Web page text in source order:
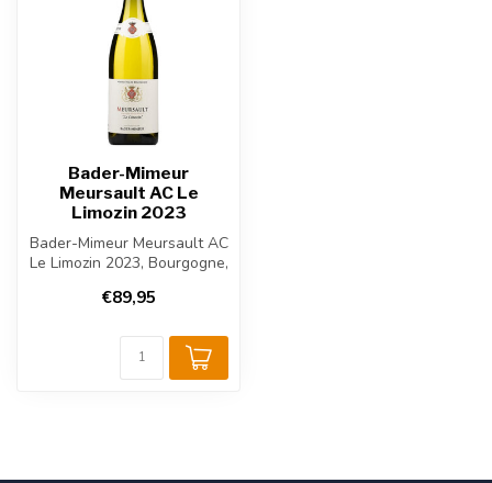
Bader-Mimeur
Meursault AC Le
Limozin 2023
Bader-Mimeur Meursault AC
Le Limozin 2023, Bourgogne,
€89,95